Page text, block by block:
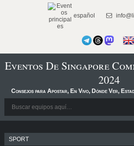
español
Eventos De Singapore
2024
Consejos para Apostar, En Vivo, Dónde Ver,